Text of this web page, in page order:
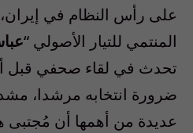
على رأس النظام في
المنتمي للتيار الأصولي “
تحدث في لقاء صحفي قبل
ضرورة انتخابه مرشدا،
عديدة من أهمها أن مُجتبى